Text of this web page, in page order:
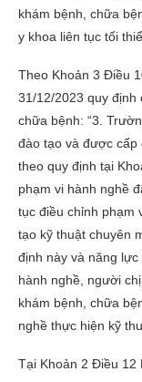
khám bệnh, chữa
y khoa liên tục tối
Theo Khoản 3 Điều
31/12/2023 quy định
chữa bệnh: “3.
đào tạo và được cấp
theo quy định tại
phạm vi hành nghề
tục điều chỉnh phạm
tạo kỹ thuật chuyên
định này và năng
hành nghề, người
khám bệnh, chữa
nghề thực hiện kỹ
Tại Khoản 2 Điều 12